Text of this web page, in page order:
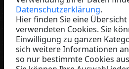
Datenschutzerklärung.
Hier finden Sie eine
verwendeten Cookies. Sie
Einwilligung zu ganzen
sich weitere Informationen
so nur bestimmte Cookies